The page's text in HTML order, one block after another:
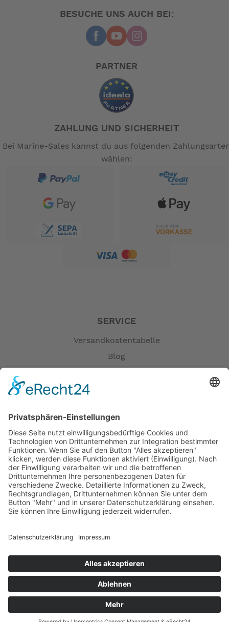
BESUCHE UNS AUCH BEI:
PARTNER
ZAHLUNG UND SICHERHEIT
Bei Marine-Sales kannst du aus folgenden
wählen:
SERVICE
Versandkostentabelle
Blog
Öffnungszeiten
Versandpartner
Verfügbarkeiten
Zahlung und Versand
Datenschutz
Fernabsatz
Widerrufsrecht MS
Kontakt
Batterieverordnung
Ergänzende Allgemeine Geschäftsbedingungen zum